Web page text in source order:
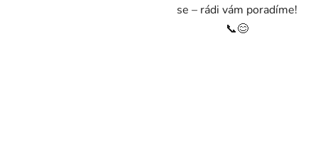
se – rádi vám poradíme!
📞😊